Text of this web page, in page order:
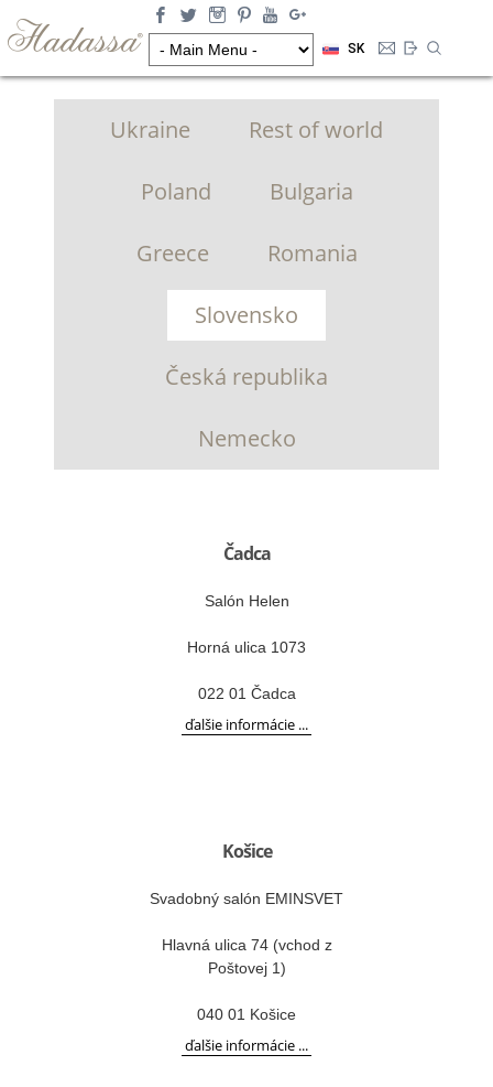
SK
Ukraine Rest of world
Poland Bulgaria
Greece Romania
Slovensko
Česká republika
Nemecko
Čadca
Salón Helen
Horná ulica 1073
022 01 Čadca
ďalšie informácie ...
Košice
Svadobný salón EMINSVET
Hlavná ulica 74 (vchod z
Poštovej 1)
040 01 Košice
ďalšie informácie ...